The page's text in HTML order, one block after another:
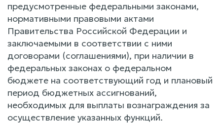
предусмотренные федеральными законами,
нормативными правовыми актами
Правительства Российской Федерации и
заключаемыми в соответствии с ними
договорами (соглашениями), при наличии в
федеральных законах о федеральном
бюджете на соответствующий год и плановый
период бюджетных ассигнований,
необходимых для выплаты вознаграждения за
осуществление указанных функций.